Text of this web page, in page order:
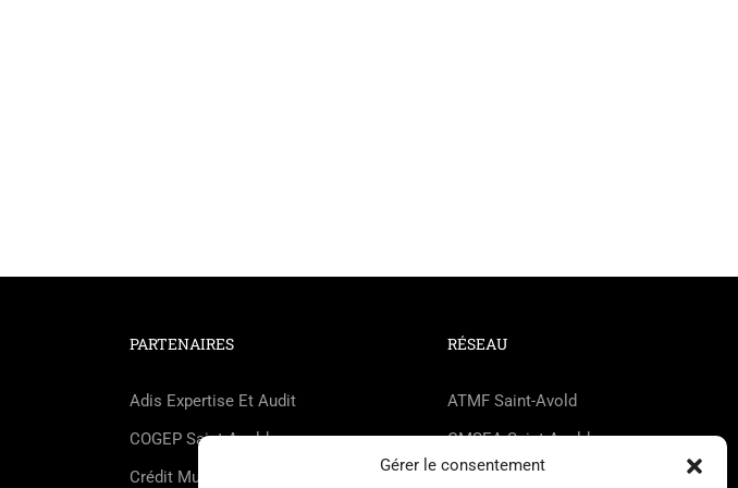
Gérer le consentement
PARTENAIRES
Adis Expertise Et Audit
COGEP Saint-Avold
Crédit Mutuel Saint-Avold
RÉSEAU
ATMF Saint-Avold
CMSEA Saint-Avold
DEnosMAINs